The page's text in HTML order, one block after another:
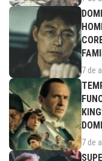
7 de
7 de